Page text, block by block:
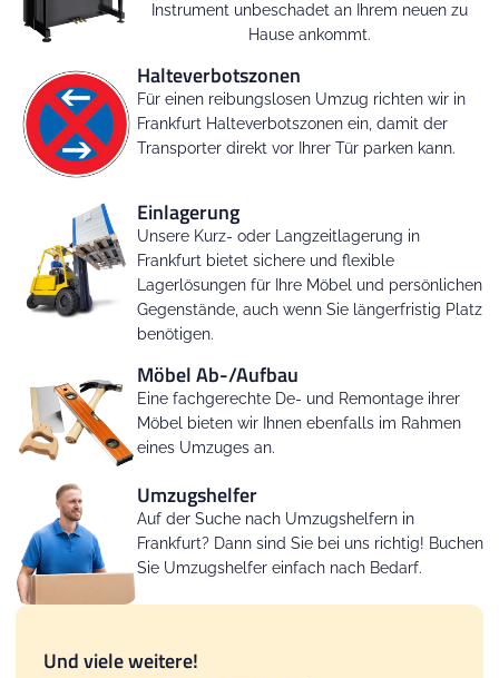
Instrument unbeschadet an Ihrem neuen zu
Hause ankommt.
Halteverbotszonen
Für einen reibungslosen Umzug richten wir in
Frankfurt Halteverbotszonen ein, damit der
Transporter direkt vor Ihrer Tür parken kann.
Einlagerung
Unsere Kurz- oder Langzeitlagerung in
Frankfurt bietet sichere und flexible
Lagerlösungen für Ihre Möbel und persönlichen
Gegenstände, auch wenn Sie längerfristig Platz
benötigen.
Möbel Ab-/Aufbau
Eine fachgerechte De- und Remontage ihrer
Möbel bieten wir Ihnen ebenfalls im Rahmen
eines Umzuges an.
Umzugshelfer
Auf der Suche nach Umzugshelfern in
Frankfurt? Dann sind Sie bei uns richtig! Buchen
Sie Umzugshelfer einfach nach Bedarf.
Und viele weitere!